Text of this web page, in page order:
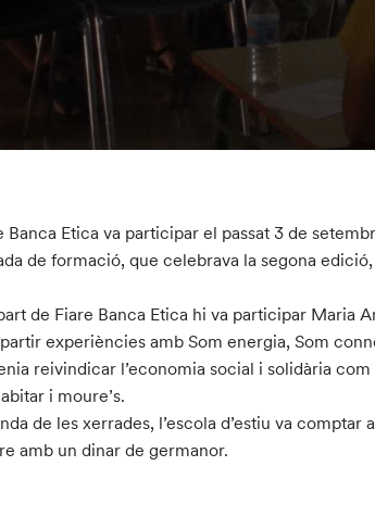
Banca Etica va participar el passat 3 de
de formació, que celebrava la segona
de Fiare Banca Etica hi va participar Maria
experiències amb Som energia, Som
reivindicar l’economia social i solidària
i moure’s.
de les xerrades, l’escola d’estiu va
amb un dinar de germanor.